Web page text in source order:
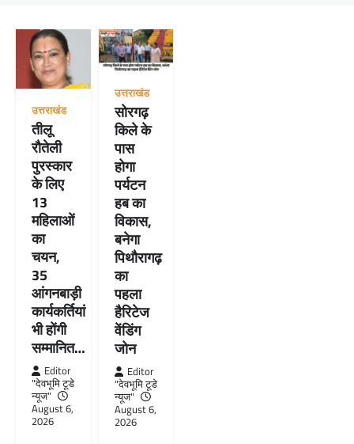
उत्तराखंड
तीलू
रौतेली
पुरस्कार
के लिए
13
महिलाओं
का
चयन,
35
आंगनबाड़ी
कार्यकर्तियां
भी होंगी
सम्मानित…
Editor
"देवभूमि टूडे
न्यूज"
August 6,
2026
उत्तराखंड
सोरगढ़
किले के
पास
होगा
पर्यटन
हब का
विकास,
बनेगा
पिथौरागढ़
का
पहला
हैरिटेज
वेंडिंग
जोन
Editor
"देवभूमि टूडे
न्यूज"
August 6,
2026